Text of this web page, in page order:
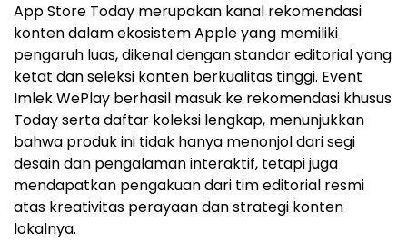
App Store Today merupakan kanal rekomendasi
konten dalam ekosistem Apple yang memiliki
pengaruh luas, dikenal dengan standar editorial yang
ketat dan seleksi konten berkualitas tinggi. Event
Imlek WePlay berhasil masuk ke rekomendasi khusus
Today serta daftar koleksi lengkap, menunjukkan
bahwa produk ini tidak hanya menonjol dari segi
desain dan pengalaman interaktif, tetapi juga
mendapatkan pengakuan dari tim editorial resmi
atas kreativitas perayaan dan strategi konten
lokalnya.